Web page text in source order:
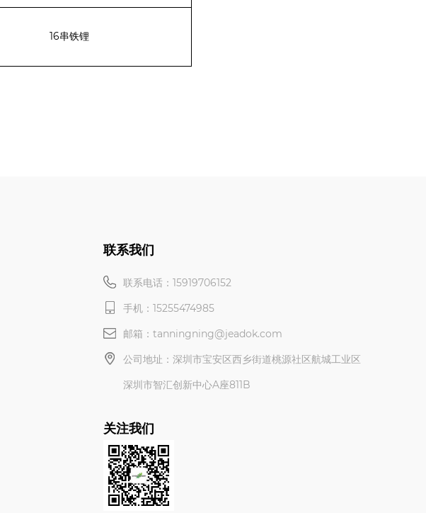
16串铁锂
联系我们
联系电话：15919706152
手机：15255474985
邮箱：tanningning@jeadok.com
公司地址：深圳市宝安区西乡街道桃源社区航城工业区
深圳市智汇创新中心A座811B
关注我们